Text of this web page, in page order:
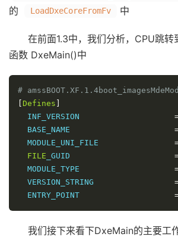
的 LoadDxeCoreFromFv 中
在前面1.3中，我们分析，CPU跳转
函数 DxeMain()中
#
Defines
  INF_VERSION
  BASE_NAME
  MODULE_UNI_FILE
FILE _GUID
  MODULE_TYPE
  VERSION_STRING
  ENTRY_POINT
我们接下来看下DxeMain的主要工作